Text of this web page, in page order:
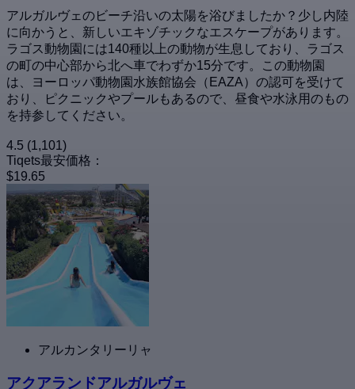
アルガルヴェのビーチ沿いの太陽を浴びましたか？少し内陸
に向かうと、新しいエキゾチックなエスケープがあります。
ラゴス動物園には140種以上の動物が生息しており、ラゴス
の町の中心部から北へ車でわずか15分です。この動物園
は、ヨーロッパ動物園水族館協会（EAZA）の認可を受けて
おり、ピクニックやプールもあるので、昼食や水泳用のもの
を持参してください。
4.5 (1,101)
Tiqets最安価格：
$19.65
アルカンタリーリャ
アクアランドアルガルヴェ